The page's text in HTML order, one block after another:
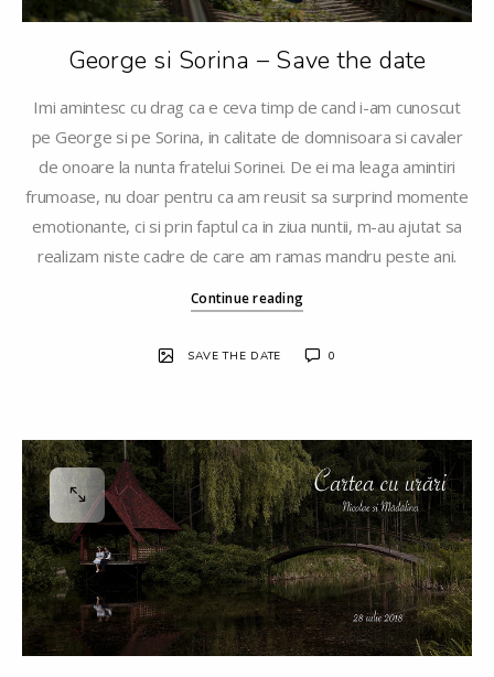
George si Sorina – Save the date
Imi amintesc cu drag ca e ceva timp de cand i-am cunoscut
pe George si pe Sorina, in calitate de domnisoara si cavaler
de onoare la nunta fratelui Sorinei. De ei ma leaga amintiri
frumoase, nu doar pentru ca am reusit sa surprind momente
emotionante, ci si prin faptul ca in ziua nuntii, m-au ajutat sa
realizam niste cadre de care am ramas mandru peste ani.
Continue reading
SAVE THE DATE 0